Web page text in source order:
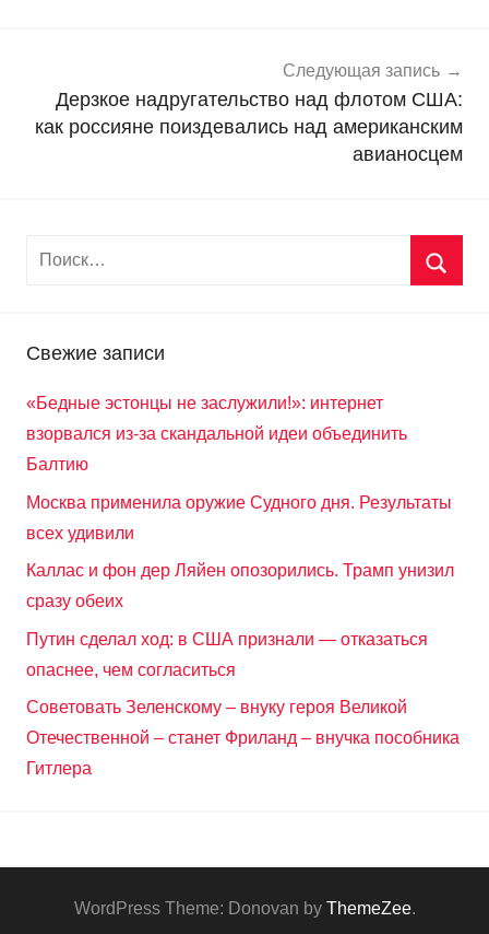
Следующая запись
Дерзкое надругательство над флотом США:
как россияне поиздевались над американским
авианосцем
Свежие записи
«Бедные эстонцы не заслужили!»: интернет
взорвался из-за скандальной идеи объединить
Балтию
Москва применила оружие Судного дня. Результаты
всех удивили
Каллас и фон дер Ляйен опозорились. Трамп унизил
сразу обеих
Путин сделал ход: в США признали — отказаться
опаснее, чем согласиться
Советовать Зеленскому – внуку героя Великой
Отечественной – станет Фриланд – внучка пособника
Гитлера
WordPress Theme: Donovan by ThemeZee.